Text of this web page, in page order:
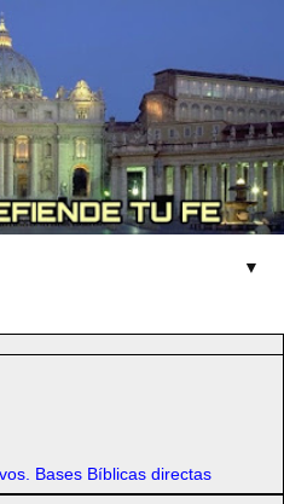
▼
Bases Bíblicas directas